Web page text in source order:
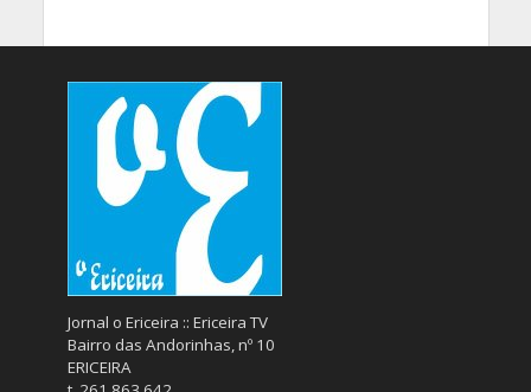
Jornal o Ericeira :: Ericeira TV
Bairro das Andorinhas, nº 10
ERICEIRA